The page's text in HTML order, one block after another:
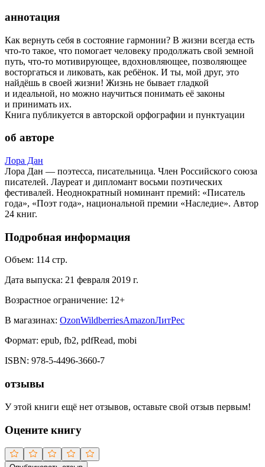
аннотация
Как вернуть себя в состояние гармонии? В жизни всегда есть
что-то такое, что помогает человеку продолжать свой земной
путь, что-то мотивирующее, вдохновляющее, позволяющее
восторгаться и ликовать, как ребёнок. И ты, мой друг, это
найдёшь в своей жизни! Жизнь не бывает гладкой
и идеальной, но можно научиться понимать её законы
и принимать их.
Книга публикуется в авторской орфографии и пунктуации
об авторе
Лора Дан
Лора Дан — поэтесса, писательница. Член Российского союза
писателей. Лауреат и дипломант восьми поэтических
фестивалей. Неоднократный номинант премий: «Писатель
года», «Поэт года», национальной премии «Наследие». Автор
24 книг.
Подробная информация
Объем: 114 стр.
Дата выпуска: 21 февраля 2019 г.
Возрастное ограничение: 12+
В магазинах: OzonWildberriesAmazonЛитРес
Формат: epub, fb2, pdfRead, mobi
ISBN: 978-5-4496-3660-7
отзывы
У этой книги ещё нет отзывов, оставьте свой отзыв первым!
Оцените книгу